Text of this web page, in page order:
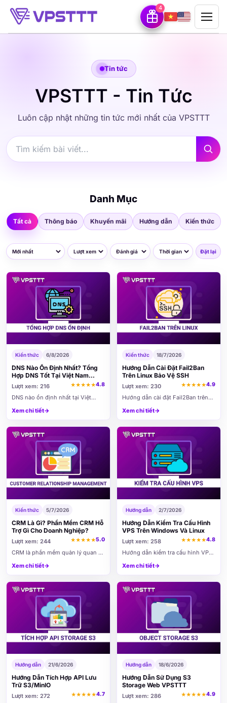
4
Tin tức
VPSTTT - Tin Tức
Luôn cập nhật những tin tức mới nhất của VPSTTT
Danh Mục
Tất cả Thông báo Khuyến mãi Hướng dẫn Kiến thức
Đặt lại
Kiến thức 6/8/2026
DNS Nào Ổn Định Nhất? Tổng
Hợp DNS Tốt Tại Việt Nam
2026
Lượt xem: 216 ★★★★★4.8
DNS nào ổn định nhất tại Việt
Nam? Bài viết tổng hợp các DNS
nhanh, phổ biến của Google,
Cloudflare, FPT, VNPT, Viettel,
Quad9 và AdGuard, giúp bạn lựa
chọn DNS phù hợp với nhu cầu sử
Xem chi tiết→
Kiến thức 18/7/2026
Hướng Dẫn Cài Đặt Fail2Ban
Trên Linux Bảo Vệ SSH
Lượt xem: 230 ★★★★★4.9
Hướng dẫn cài đặt Fail2Ban trên
Ubuntu, Debian, AlmaLinux, Rocky
Linux và CentOS. Cấu hình
Fail2Ban giúp tự động phát hiện,
chặn IP dò mật khẩu và bảo vệ
SSH khỏi tấn công brute force.
Xem chi tiết→
Kiến thức 5/7/2026
CRM Là Gì? Phần Mềm CRM Hỗ
Trợ Gì Cho Doanh Nghiệp?
Lượt xem: 244 ★★★★★5.0
CRM là phần mềm quản lý quan hệ
khách hàng, giúp doanh nghiệp
lưu trữ thông tin khách hàng, theo
dõi quá trình tư vấn, quản lý bán
hàng, chăm sóc sau bán và tối ưu
hiệu quả kinh doanh trên một hệ
thống tập trung.
Xem chi tiết→
Hướng dẫn 2/7/2026
Hướng Dẫn Kiểm Tra Cấu Hình
VPS Trên Windows Và Linux
Lượt xem: 258 ★★★★★4.8
Hướng dẫn kiểm tra cấu hình VPS
trên Windows và Linux giúp người
dùng nhanh chóng xem thông tin
CPU, RAM, ổ cứng, hệ điều hành,
IP và tình trạng tài nguyên sau khi
nhận VPS từ VPSTTT.
Xem chi tiết→
Hướng dẫn 21/6/2026
Hướng Dẫn Tích Hợp API Lưu
Trữ S3/MinIO
Lượt xem: 272 ★★★★★4.7
Hướng dẫn 18/6/2026
Hướng Dẫn Sử Dụng S3
Storage Web VPSTTT
Lượt xem: 286 ★★★★★4.9